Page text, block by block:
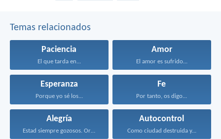
Temas relacionados
Paciencia
El que tarda en...
Amor
El amor es sufrido...
Esperanza
Porque yo sé los...
Fe
Por tanto, os digo...
Alegría
Estad siempre gozosos. Orad...
Autocontrol
Como ciudad destruida y...